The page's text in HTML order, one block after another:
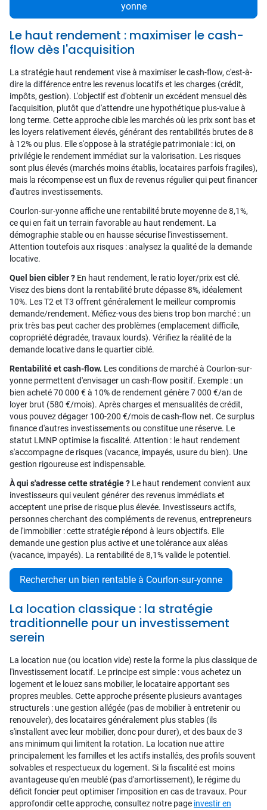
yonne
Le haut rendement : maximiser le cash-
flow dès l'acquisition
La stratégie haut rendement vise à maximiser le cash-flow, c'est-à-
dire la différence entre les revenus locatifs et les charges (crédit,
impôts, gestion). L'objectif est d'obtenir un excédent mensuel dès
l'acquisition, plutôt que d'attendre une hypothétique plus-value à
long terme. Cette approche cible les marchés où les prix sont bas et
les loyers relativement élevés, générant des rentabilités brutes de 8
à 12% ou plus. Elle s'oppose à la stratégie patrimoniale : ici, on
privilégie le rendement immédiat sur la valorisation. Les risques
sont plus élevés (marchés moins établis, locataires parfois fragiles),
mais la récompense est un flux de revenus régulier qui peut financer
d'autres investissements.
Courlon-sur-yonne affiche une rentabilité brute moyenne de 8,1%,
ce qui en fait un terrain favorable au haut rendement. La
démographie stable ou en hausse sécurise l'investissement.
Attention toutefois aux risques : analysez la qualité de la demande
locative.
Quel bien cibler ? En haut rendement, le ratio loyer/prix est clé.
Visez des biens dont la rentabilité brute dépasse 8%, idéalement
10%. Les T2 et T3 offrent généralement le meilleur compromis
demande/rendement. Méfiez-vous des biens trop bon marché : un
prix très bas peut cacher des problèmes (emplacement difficile,
copropriété dégradée, travaux lourds). Vérifiez la réalité de la
demande locative dans le quartier ciblé.
Rentabilité et cash-flow. Les conditions de marché à Courlon-sur-
yonne permettent d'envisager un cash-flow positif. Exemple : un
bien acheté 70 000 € à 10% de rendement génère 7 000 €/an de
loyer brut (580 €/mois). Après charges et mensualités de crédit,
vous pouvez dégager 100-200 €/mois de cash-flow net. Ce surplus
finance d'autres investissements ou constitue une réserve. Le
statut LMNP optimise la fiscalité. Attention : le haut rendement
s'accompagne de risques (vacance, impayés, usure du bien). Une
gestion rigoureuse est indispensable.
À qui s'adresse cette stratégie ? Le haut rendement convient aux
investisseurs qui veulent générer des revenus immédiats et
acceptent une prise de risque plus élevée. Investisseurs actifs,
personnes cherchant des compléments de revenus, entrepreneurs
de l'immobilier : cette stratégie répond à leurs objectifs. Elle
demande une gestion plus active et une tolérance aux aléas
(vacance, impayés). La rentabilité de 8,1% valide le potentiel.
Rechercher un bien rentable à Courlon-sur-yonne
La location classique : la stratégie
traditionnelle pour un investissement
serein
La location nue (ou location vide) reste la forme la plus classique de
l'investissement locatif. Le principe est simple : vous achetez un
logement et le louez sans mobilier, le locataire apportant ses
propres meubles. Cette approche présente plusieurs avantages
structurels : une gestion allégée (pas de mobilier à entretenir ou
renouveler), des locataires généralement plus stables (ils
s'installent avec leur mobilier, donc pour durer), et des baux de 3
ans minimum qui limitent la rotation. La location nue attire
principalement les familles et les actifs installés, des profils souvent
solvables et respectueux du logement. Si la fiscalité est moins
avantageuse qu'en meublé (pas d'amortissement), le régime du
déficit foncier peut optimiser l'imposition en cas de travaux. Pour
approfondir cette approche, consultez notre page investir en